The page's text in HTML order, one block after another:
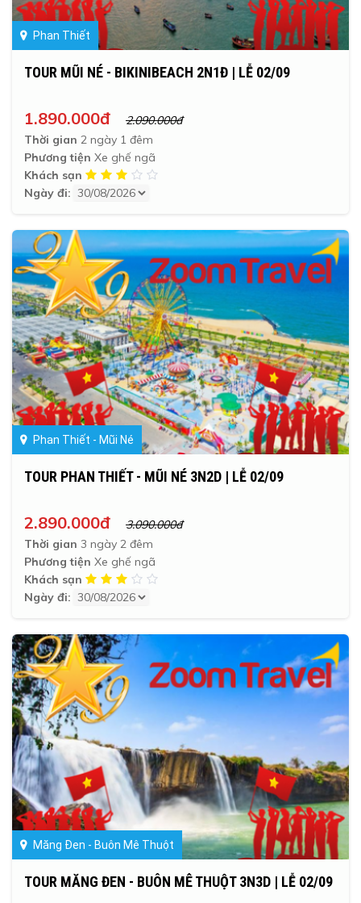
Phan Thiết
TOUR MŨI NÉ - BIKINIBEACH 2N1Đ | LỄ 02/09
1.890.000đ
2.090.000đ
Thời gian 2 ngày 1 đêm
Phương tiện Xe ghế ngã
Khách sạn
Ngày đi:
Phan Thiết - Mũi Né
TOUR PHAN THIẾT - MŨI NÉ 3N2D | LỄ 02/09
2.890.000đ
3.090.000đ
Thời gian 3 ngày 2 đêm
Phương tiện Xe ghế ngã
Khách sạn
Ngày đi:
Măng Đen - Buôn Mê Thuột
TOUR MĂNG ĐEN - BUÔN MÊ THUỘT 3N3D | LỄ 02/09